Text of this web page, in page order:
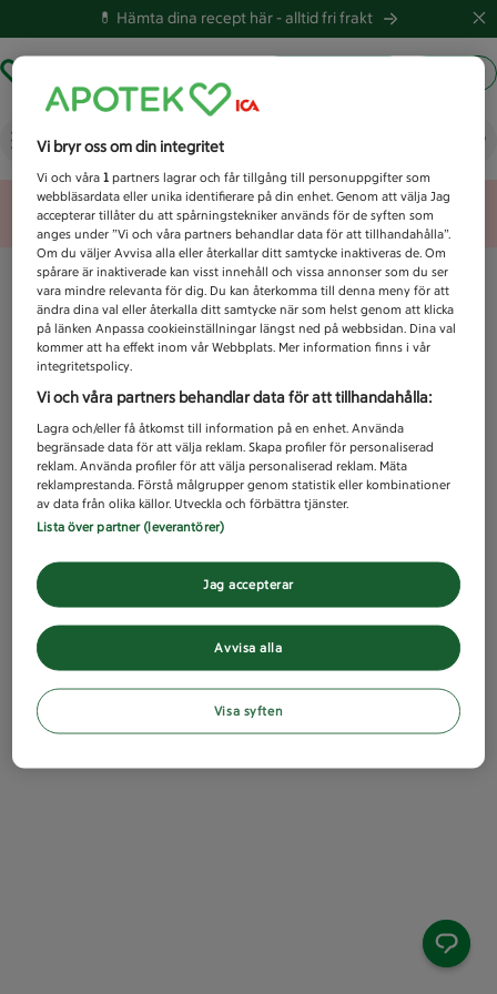
💊 Hämta dina recept här -alltid fri frakt
Vad letar du efter idag?
Unknown error
Vi bryr oss om din integritet
Vi och våra1 partners lagrar och får tillgång till personuppgifter som
webbläsardata eller unika identifierare på din enhet. Genom att välja Jag
accepterar tillåter du att spårningstekniker används för de syften som
anges under ”Vi och våra partners behandlar data för att tillhandahålla”.
Om du väljer Avvisa alla eller återkallar ditt samtycke inaktiveras de. Om
spårare är inaktiverade kan visst innehåll och vissa annonser som du ser
vara mindre relevanta för dig. Du kan återkomma till denna meny för att
ändra dina val eller återkalla ditt samtycke när som helst genom att klicka
på länken Anpassa cookieinställningar längst ned på webbsidan. Dina val
kommer att ha effekt inom vår Webbplats. Mer information finns i vår
integritetspolicy.
Vi och våra partners behandlar data för att tillhandahålla:
Lagra och/eller få åtkomst till information på en enhet. Använda
begränsade data för att välja reklam. Skapa profiler för personaliserad
reklam. Använda profiler för att välja personaliserad reklam. Mäta
reklamprestanda. Förstå målgrupper genom statistik eller kombinationer
av data från olika källor. Utveckla och förbättra tjänster.
Lista över partner (leverantörer)
Avvisa alla
Jag accepterar
Visa syften